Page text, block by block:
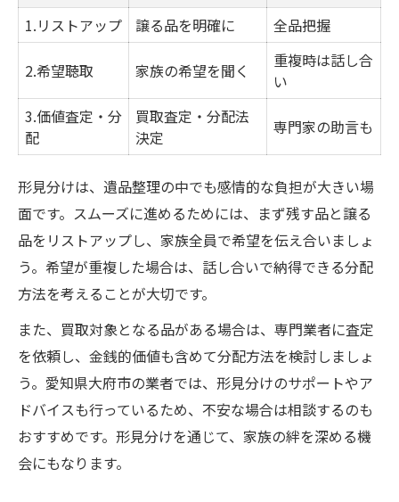
1.リストアップ
譲る品を明確に 全品把握
2.希望聴取 家族の希望を聞く
重複時は話し合
い
3.価値査定・分
配
買取査定・分配法
決定
専門家の助言も
形見分けは、遺品整理の中でも感情的な負担が大きい場
面です。スムーズに進めるためには、まず残す品と譲る
品をリストアップし、家族全員で希望を伝え合いましょ
う。希望が重複した場合は、話し合いで納得できる分配
方法を考えることが大切です。
また、買取対象となる品がある場合は、専門業者に査定
を依頼し、金銭的価値も含めて分配方法を検討しましょ
う。愛知県大府市の業者では、形見分けのサポートやア
ドバイスも行っているため、不安な場合は相談するのも
おすすめです。形見分けを通じて、家族の絆を深める機
会にもなります。